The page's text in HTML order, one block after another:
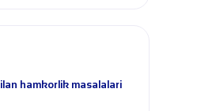
hamkorlik masalalari